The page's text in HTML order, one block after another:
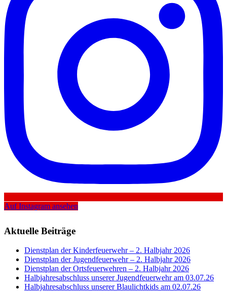
Auf Instagram ansehen
Aktuelle Beiträge
Dienstplan der Kinderfeuerwehr – 2. Halbjahr 2026
Dienstplan der Jugendfeuerwehr – 2. Halbjahr 2026
Dienstplan der Ortsfeuerwehren – 2. Halbjahr 2026
Halbjahresabschluss unserer Jugendfeuerwehr am 03.07.26
Halbjahresabschluss unserer Blaulichtkids am 02.07.26